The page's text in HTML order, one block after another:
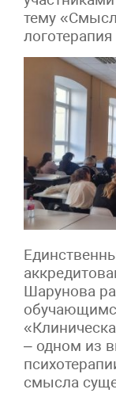
тему
Шарунова
– одном из
смысла